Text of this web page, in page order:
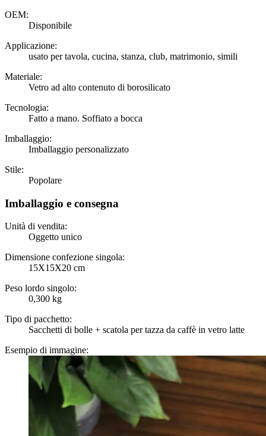
OEM:
Disponibile
Applicazione:
usato per tavola, cucina, stanza, club, matrimonio, simili
Materiale:
Vetro ad alto contenuto di borosilicato
Tecnologia:
Fatto a mano. Soffiato a bocca
Imballaggio:
Imballaggio personalizzato
Stile:
Popolare
Imballaggio e consegna
Unità di vendita:
Oggetto unico
Dimensione confezione singola:
15X15X20 cm
Peso lordo singolo:
0,300 kg
Tipo di pacchetto:
Sacchetti di bolle + scatola per tazza da caffè in vetro latte
Esempio di immagine: